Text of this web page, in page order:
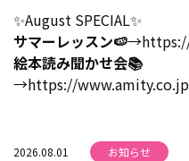
✨August SPECIAL✨
サマーレッスン🍉
絵本読み聞かせ会📚
→https://
2026.08.01 お知らせ